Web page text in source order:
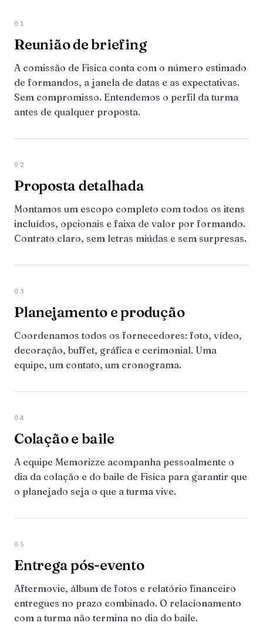
01
Reunião de briefing
A comissão de Fisica conta com o número estimado
de formandos, a janela de datas e as expectativas.
Sem compromisso. Entendemos o perfil da turma
antes de qualquer proposta.
02
Proposta detalhada
Montamos um escopo completo com todos os itens
incluídos, opcionais e faixa de valor por formando.
Contrato claro, sem letras miúdas e sem surpresas.
03
Planejamento e produção
Coordenamos todos os fornecedores: foto, vídeo,
decoração, buffet, gráfica e cerimonial. Uma
equipe, um contato, um cronograma.
04
Colação e baile
A equipe Memorizze acompanha pessoalmente o
dia da colação e do baile de Fisica para garantir que
o planejado seja o que a turma vive.
05
Entrega pós-evento
Aftermovie, álbum de fotos e relatório financeiro
entregues no prazo combinado. O relacionamento
com a turma não termina no dia do baile.